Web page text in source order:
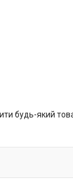
будь-який